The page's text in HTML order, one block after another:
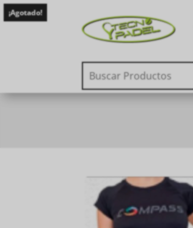
¡Agotado!